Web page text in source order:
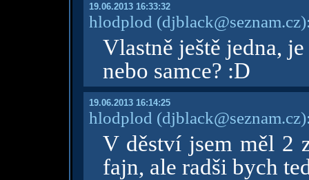
19.06.2013 16:33:32
hlodplod (djblack@seznam.cz)
Vlastně ještě jedna,
nebo samce? :D
19.06.2013 16:14:25
hlodplod (djblack@seznam.cz)
V děství jsem měl 2
fajn, ale radši bych